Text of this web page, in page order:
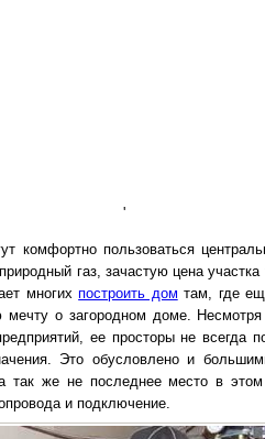
'
комфортно пользоваться
газ, зачастую цена
многихпостроить дом там, где
о загородном доме.
ее просторы не всегда
Это обусловлено и
так же не последнее место в этом
и подключение.